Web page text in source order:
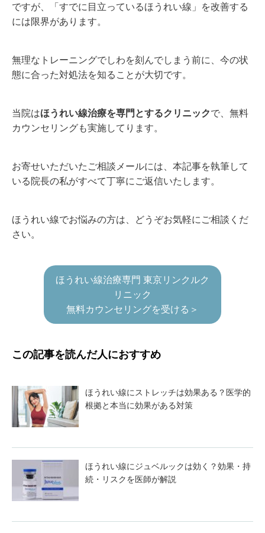
ですが、「すでに目立っているほうれい線」を改善する
には限界があります。
無理なトレーニングでしわを刻んでしまう前に、今の状
態に合った対処法を知ることが大切です。
当院はほうれい線治療を専門とするクリニックで、無料
カウンセリングも実施してります。
お寄せいただいたご相談メールには、本記事を執筆して
いる院長の私がすべて丁寧にご返信いたします。
ほうれい線でお悩みの方は、どうぞお気軽にご相談くだ
さい。
ほうれい線治療専門 東京リンクルク
リニック
無料カウンセリングを受ける＞
この記事を読んだ人におすすめ
ほうれい線にストレッチは効果ある？医学的
根拠と本当に効果がある対策
ほうれい線にジュベルックは効く？効果・持
続・リスクを医師が解説